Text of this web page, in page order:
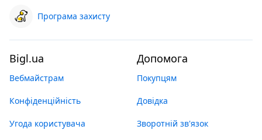
Програма захисту
Bigl.ua
Вебмайстрам
Конфіденційність
Угода користувача
Допомога
Покупцям
Довідка
Зворотній зв'язок